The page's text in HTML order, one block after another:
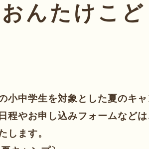
おんたけこ
小中学生を対象とした夏のキ
程やお申し込みフォームなど
します。